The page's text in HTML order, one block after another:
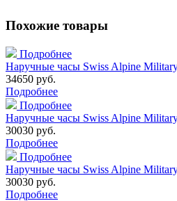
Похожие товары
Подробнее
Наручные часы Swiss Alpine
34650 руб.
Подробнее
Подробнее
Наручные часы Swiss Alpine
30030 руб.
Подробнее
Подробнее
Наручные часы Swiss Alpine
30030 руб.
Подробнее